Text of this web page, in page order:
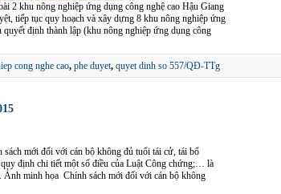
khu nông nghiệp ứng dụng công nghệ cao Hậu Giang
tiếp tục quy hoạch và xây dựng 8 khu nông nghiệp ứng
định thành lập (khu nông nghiệp ứng dụng công
cong nghe cao, phe duyet, quyet dinh so 557/QĐ-TTg
mới đối với cán bộ không đủ tuổi tái cử, tái bổ
định chi tiết một số điều của Luật Công chứng;… là
minh họa Chính sách mới đối với cán bộ không